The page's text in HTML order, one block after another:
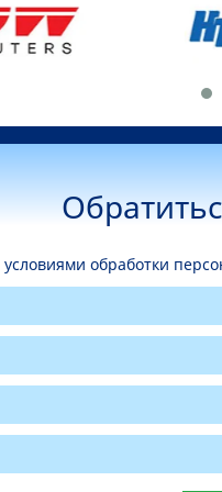
обработки